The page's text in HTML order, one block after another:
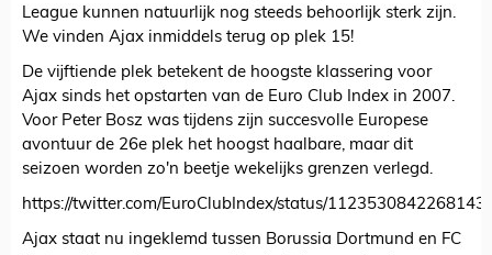
League kunnen natuurlijk nog steeds behoorlijk sterk zijn.
We vinden Ajax inmiddels terug op plek 15!
De vijftiende plek betekent de hoogste klassering voor
Ajax sinds het opstarten van de Euro Club Index in 2007.
Voor Peter Bosz was tijdens zijn succesvolle Europese
avontuur de 26e plek het hoogst haalbare, maar dit
seizoen worden zo'n beetje wekelijks grenzen verlegd.
https://twitter.com/EuroClubIndex/status/
Ajax staat nu ingeklemd tussen Borussia Dortmund en FC